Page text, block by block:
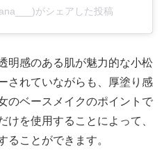
がシェアした投稿
明感のある肌が魅力的な小松
されていながらも、厚塗り感
のベースメイクのポイントで
けを使用することによって、
ることができます。